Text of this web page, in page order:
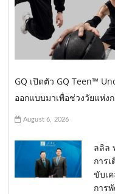
GQ เปิดตัว GQ Teen™
ออกแบบมาเพื่อช่วงวัยแห่ง
August 6, 2026
ลลิล
การ
ขับเ
การ